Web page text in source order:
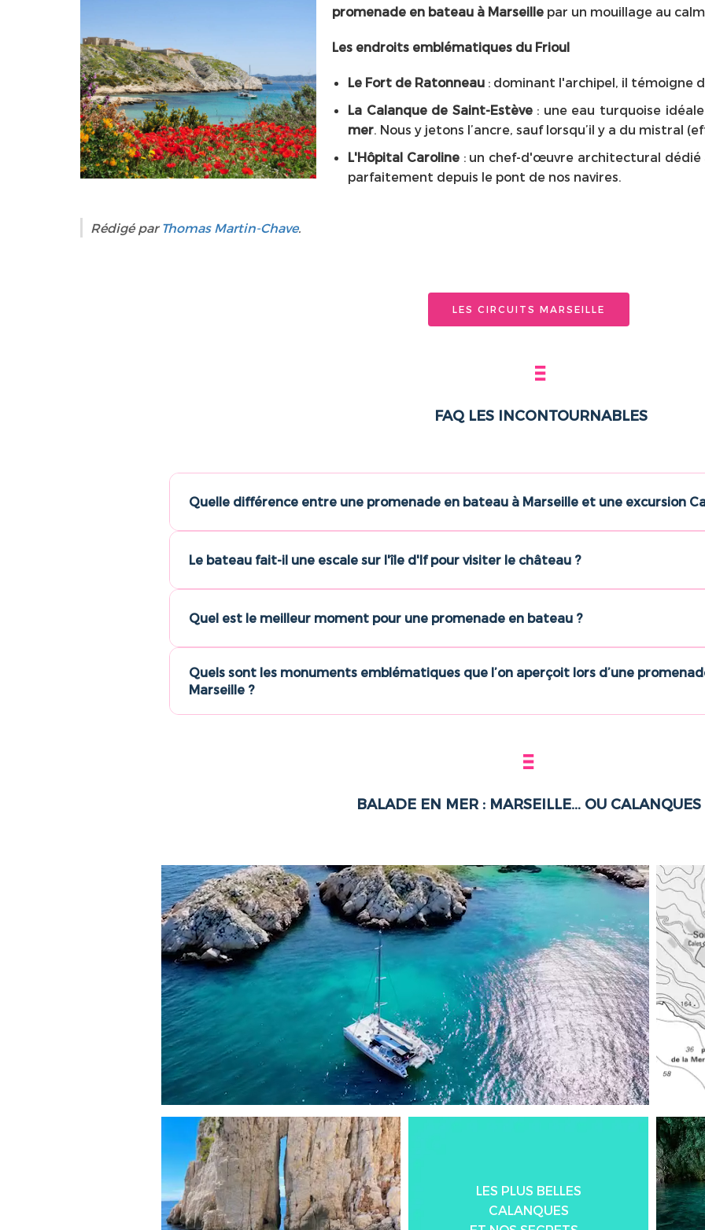
promenade en bateau à Marseille par un mouillage au
Les endroits emblématiques du Frioul
Le Fort de Ratonneau : dominant l'archipel, il témoigne
La Calanque de Saint-Estève: une eau turquoise
mer. Nous y jetons l’ancre, sauf lorsqu’il y a du mistral
L'Hôpital Caroline: un chef-d'œuvre architectural dédié
parfaitement depuis le pont de nos navires.
Rédigé par Thomas Martin-Chave.
LES CIRCUITS MARSEILLE
FAQ LES INCONTOURNABLES
Quelle différence entre une promenade en bateau à Marseille et une excursion
Le bateau fait-il une escale sur l'île d'If pour visiter le château ?
Quel est le meilleur moment pour une promenade en bateau ?
Quels sont les monuments emblématiques que l’on aperçoit lors d’une
Marseille ?
BALADE EN MER : MARSEILLE… OU CALANQUES
LES PLUS BELLES
CALANQUES